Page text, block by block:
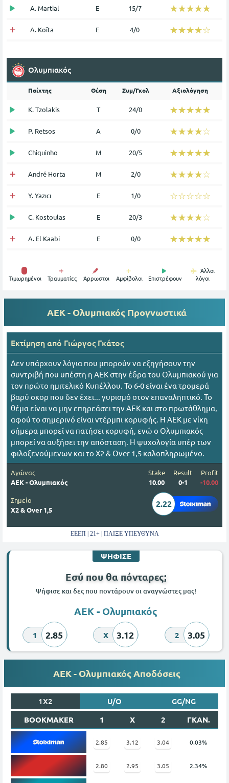
A. Martial Ε 15/7 ☆☆☆☆☆
★★★★★
A. Koïta Ε 4/0 ☆☆☆☆☆
★★★★★
Ολυμπιακός
Παίχτης Θέση Συμ/Γκολ Αξιολόγηση
K. Tzolakis Τ 24/0 ☆☆☆☆☆
★★★★★
P. Retsos Α 0/0 ☆☆☆☆☆
★★★★★
Chiquinho Μ 20/5 ☆☆☆☆☆
★★★★★
André Horta Μ 2/0 ☆☆☆☆☆
★★★★★
Y. Yazıcı Ε 1/0 ☆☆☆☆☆
★★★★★
C. Kostoulas Ε 20/3 ☆☆☆☆☆
★★★★★
A. El Kaabi Ε 0/0 ☆☆☆☆☆
★★★★★
Tιμωρημένοι Τραυματίες Άρρωστοι Αμφίβολοι Επιστρέφουν
Άλλοι
λόγοι
ΑΕΚ - Ολυμπιακός Προγνωστικά
Εκτίμηση από Γιώργος Γκάτος
Δεν υπάρχουν λόγια που μπορούν να εξηγήσουν την
συντριβή που υπέστη η ΑΕΚ στην έδρα του Ολυμπιακού για
τον πρώτο ημιτελικό Κυπέλλου. Το 6-0 είναι ένα τρομερά
βαρύ σκορ που δεν έχει... γυρισμό στον επαναληπτικό. Το
θέμα είναι να μην επηρεάσει την ΑΕΚ και στο πρωτάθλημα,
αφού το σημερινό είναι ντέρμπι κορυφής. Η ΑΕΚ με νίκη
σήμερα μπορεί να πατήσει κορυφή, ενώ ο Ολυμπιακός
μπορεί να αυξήσει την απόσταση. Η ψυχολογία υπέρ των
φιλοξενούμενων και το Χ2 & Over 1,5 καλοπληρωμένο.
Αγώνας
ΑΕΚ - Ολυμπιακός
Stake
10.00
Result
0-1
Profit
-10.00
Σημείο
Χ2 & Over 1,5
2.22
ΕΕΕΠ | 21+ | ΠΑΙΞΕ ΥΠΕΥΘΥΝΑ
ΨΗΦΙΣΕ
Εσύ που θα πόνταρες;
Ψήφισε και δες που ποντάρουν οι αναγνώστες μας!
ΑΕΚ - Ολυμπιακός
1 2.85 X 3.12 2 3.05
ΑΕΚ - Ολυμπιακός Αποδόσεις
1X2 U/O
GG/NG
BOOKMAKER
1 X 2 ΓΚΑΝ.
2.85 3.12 3.04 0.03%
2.80 2.95 3.05 2.34%